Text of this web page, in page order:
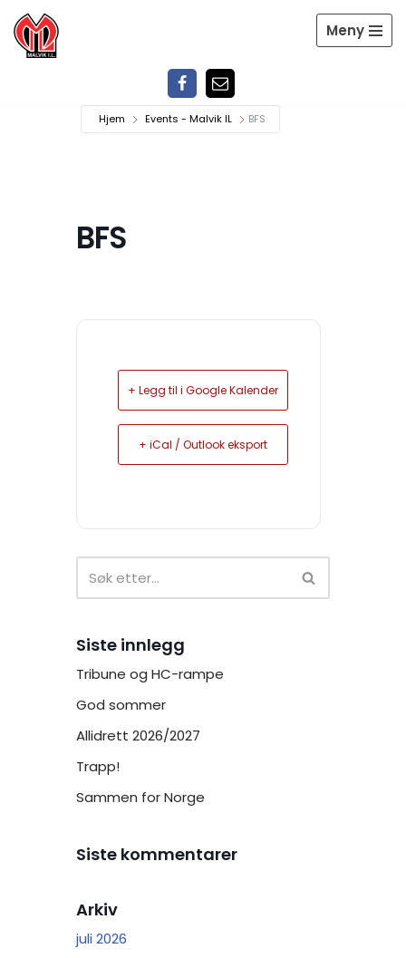
Hopp
Meny
Hjem Events - Malvik IL BFS
BFS
+ Legg til i Google Kalender
+ iCal / Outlook eksport
Siste innlegg
Tribune og HC-rampe
God sommer
Allidrett 2026/2027
Trapp!
Sammen for Norge
Siste kommentarer
Arkiv
juli 2026